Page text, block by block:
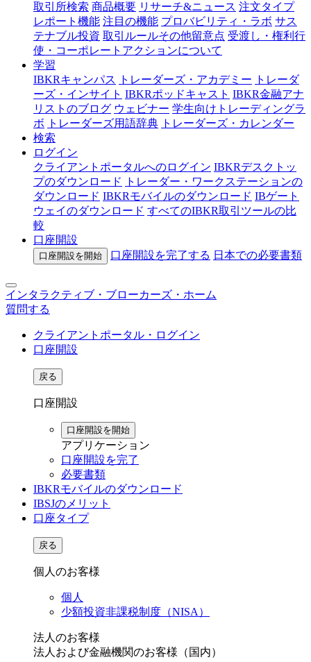
取引所検索 商品概要 リサーチ&ニュース 注文タイプ
レポート機能 注目の機能 プロバビリティ・ラボ サス
テナブル投資 取引ルールその他留意点 受渡し・権利行
使・コーポレートアクションについて
学習
IBKRキャンパス
トレーダーズ・アカデミー
トレーダ
ーズ・インサイト IBKRポッドキャスト IBKR金融アナ
リストのブログ ウェビナー 学生向けトレーディングラ
ボ
トレーダーズ用語辞典 トレーダーズ・カレンダー
検索
ログイン
クライアントポータルへのログイン IBKRデスクトッ
プのダウンロード
トレーダー・ワークステーションの
ダウンロード IBKRモバイルのダウンロード IBゲート
ウェイのダウンロード すべてのIBKR取引ツールの比
較
口座開設
口座開設を開始 口座開設を完了する 日本での必要書類
インタラクティブ・ブローカーズ・ホーム
質問する
クライアントポータル・ログイン
口座開設
戻る
口座開設
口座開設を開始
アプリケーション
口座開設を完了
必要書類
IBKRモバイルのダウンロード
IBSJのメリット
口座タイプ
戻る
個人のお客様
個人
少額投資非課税制度（NISA）
法人のお客様
法人および金融機関のお客様（国内）